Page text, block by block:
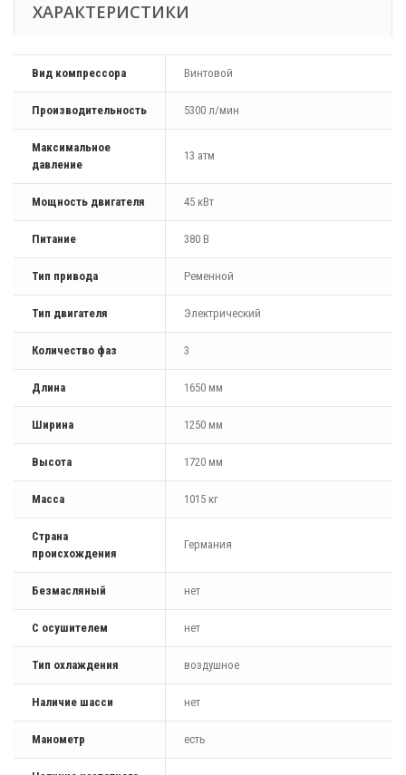
ХАРАКТЕРИСТИКИ
Вид компрессора Винтовой
Производительность 5300 л/мин
Максимальное
давление
13 атм
Мощность двигателя 45 кВт
Питание 380 В
Тип привода Ременной
Тип двигателя Электрический
Количество фаз 3
Длина 1650 мм
Ширина 1250 мм
Высота 1720 мм
Масса 1015 кг
Страна
происхождения
Германия
Безмасляный нет
С осушителем нет
Тип охлаждения воздушное
Наличие шасси нет
Манометр есть